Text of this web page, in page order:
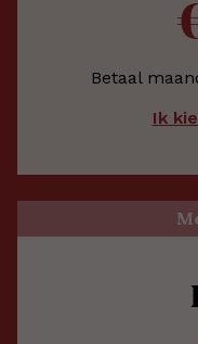
Betaal
Ik